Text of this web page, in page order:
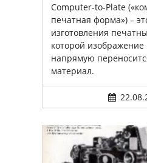
Computer-to-Plate
печатная форма») –
изготовления
которой
напрямую
материал.